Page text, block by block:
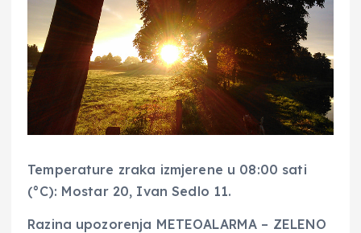
Temperature zraka izmjerene u 08:00 sati
(°C): Mostar 20, Ivan Sedlo 11.
Razina upozorenja METEOALARMA – ZELENO